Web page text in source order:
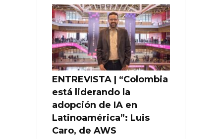
ENTREVISTA | “Colombia
está liderando la
adopción de IA en
Latinoamérica”: Luis
Caro, de AWS